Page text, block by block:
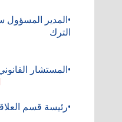
•المدير المسؤول
الترك
•المستشار
•رئيسة قسم